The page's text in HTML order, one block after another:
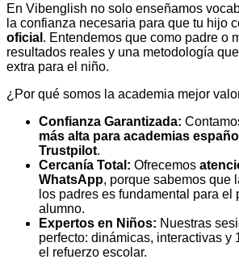
En Vibenglish no solo enseñamos
la confianza necesaria para que tu hijo
oficial . Entendemos que como padre o
resultados reales y una metodología
extra para el niño.
¿Por qué somos la academia mejor
Confianza Garantizada:
más alta para academias
Trustpilot.
Cercanía Total: Ofrecemos
WhatsApp, porque sabemos que
los padres es fundamental para el
alumno.
Expertos en Niños: Nuestras
perfecto: dinámicas, interactivas y
el refuerzo escolar.